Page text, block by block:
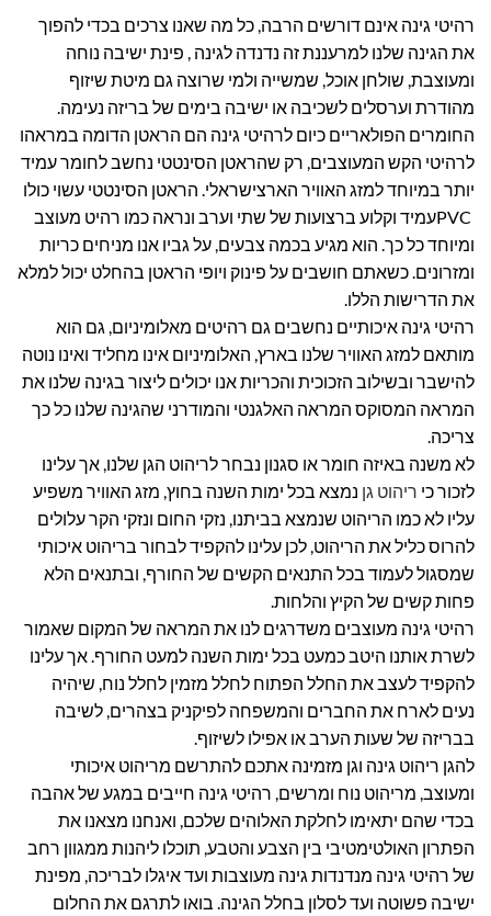
רהיטי גינה אינם דורשים הרבה, כל מה שאנו צרכים בכדי להפוך
את הגינה שלנו למרעננת זה נדנדה לגינה , פינת ישיבה נוחה
ומעוצבת, שולחן אוכל, שמשייה ולמי שרוצה גם מיטת שיזוף
מהודרת וערסלים לשכיבה או ישיבה בימים של בריזה נעימה.
החומרים הפולאריים כיום לרהיטי גינה הם הראטן הדומה במראהו
לרהיטי הקש המעוצבים, רק שהראטן הסינטטי נחשב לחומר עמיד
יותר במיוחד למזג האוויר הארצישראלי. הראטן הסינטטי עשוי כולו
PVCעמיד וקלוע ברצועות של שתי וערב ונראה כמו רהיט מעוצב
ומיוחד כל כך. הוא מגיע בכמה צבעים, על גביו אנו מניחים כריות
ומזרונים. כשאתם חושבים על פינוק ויופי הראטן בהחלט יכול למלא
את הדרישות הללו.
רהיטי גינה איכותיים נחשבים גם רהיטים מאלומיניום, גם הוא
מותאם למזג האוויר שלנו בארץ, האלומיניום אינו מחליד ואינו נוטה
להישבר ובשילוב הזכוכית והכריות אנו יכולים ליצור בגינה שלנו את
המראה המסוקס המראה האלגנטי והמודרני שהגינה שלנו כל כך
צריכה.
לא משנה באיזה חומר או סגנון נבחר לריהוט הגן שלנו, אך עלינו
לזכור כי ריהוט גן נמצא בכל ימות השנה בחוץ, מזג האוויר משפיע
עליו לא כמו הריהוט שנמצא בביתנו, נזקי החום ונזקי הקר עלולים
להרוס כליל את הריהוט, לכן עלינו להקפיד לבחור בריהוט איכותי
שמסגול לעמוד בכל התנאים הקשים של החורף, ובתנאים הלא
פחות קשים של הקיץ והלחות.
רהיטי גינה מעוצבים משדרגים לנו את המראה של המקום שאמור
לשרת אותנו היטב כמעט בכל ימות השנה למעט החורף. אך עלינו
להקפיד לעצב את החלל הפתוח לחלל מזמין לחלל נוח, שיהיה
נעים לארח את החברים והמשפחה לפיקניק בצהרים, לשיבה
בבריזה של שעות הערב או אפילו לשיזוף.
להגן ריהוט גינה וגן מזמינה אתכם להתרשם מריהוט איכותי
ומעוצב, מריהוט נוח ומרשים, רהיטי גינה חייבים במגע של אהבה
בכדי שהם יתאימו לחלקת האלוהים שלכם, ואנחנו מצאנו את
הפתרון האולטימטיבי בין הצבע והטבע, תוכלו ליהנות ממגוון רחב
של רהיטי גינה מנדנדות גינה מעוצבות ועד איגלו לבריכה, מפינת
ישיבה פשוטה ועד לסלון בחלל הגינה. בואו לתרגם את החלום